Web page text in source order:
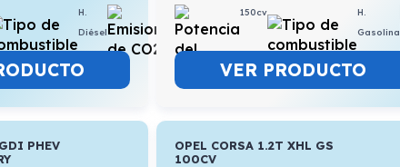
H.
Diésel
5l/100km 150cv
H.
Gasolina
VER PRODUCTO
PHEV
OPEL CORSA 1.2T XHL GS
100CV